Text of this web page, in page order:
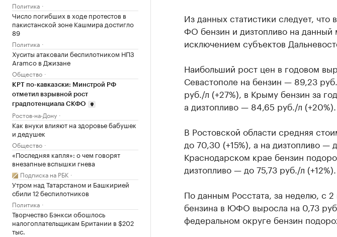
Политика
Число погибших в ходе протестов в
пакистанской зоне Кашмира достигло
89
Политика
Хуситы атаковали беспилотником НПЗ
Aramco в Джизане
Общество
КРТ по-кавказски: Минстрой РФ
отметил взрывной рост
градпотенциала СКФО
Ростов-на-Дону
Как внуки влияют на здоровье бабушек
и дедушек
Общество
«Последняя капля»: о чем говорят
внезапные вспышки гнева
Подписка на РБК
Утром над Татарстаном и Башкирией
сбили 12 беспилотников
Политика
Творчество Бэнкси обошлось
налогоплательщикам Британии в $202
тыс.
Из данных статистики следует,
ФО бензин и дизтопливо на
исключением субъектов
Наибольший рост цен в годовом
Севастополе на бензин — 89,23
руб./л (+27%), в Крыму бензин за
а дизтопливо — 84,65 руб./л (+20%).
В Ростовской области средняя
до 70,30 (+15%), а на дизтопливо —
Краснодарском крае бензин
дизтопливо — до 75,73 руб./л (+12%).
По данным Росстата, за неделю, с
бензина в ЮФО выросла на 0,73
федеральном округе бензин